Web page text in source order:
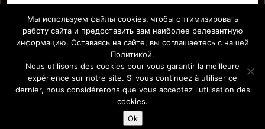
ROBERT CARSEN , ПАРИЖСКАЯ ОПЕРА
РОБЕРТ КАРСЕНЬ
Affiche Paris-Europe magazine/ Афиша Париж-Европа © 2011-
ous droits réservés/
Mentions légales
Мы используем файлы cookies, чтобы оптимизировать
работу сайта и предоставить вам наиболее релевантную
информацию. Оставаясь на сайте, вы соглашаетесь с нашей
Политикой.
Nous utilisons des cookies pour vous garantir la meilleure
expérience sur notre site. Si vous continuez à utiliser ce
dernier, nous considérerons que vous acceptez l'utilisation des
cookies.
Ok